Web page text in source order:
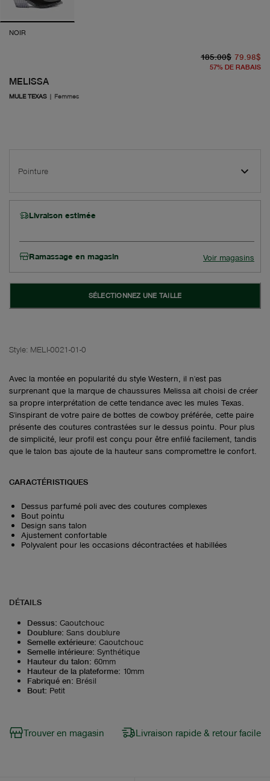
NOIR
MELISSA
MULE TEXAS | Femmes
185.00$ 79.98$
57% DE RABAIS
Pointure
Livraison estimée
Ramassage en magasin Voir magasins
SÉLECTIONNEZ UNE TAILLE
Style: MELI-0021-01-0
Avec la montée en popularité du style Western, il n'est pas
surprenant que la marque de chaussures Melissa ait choisi de créer
sa propre interprétation de cette tendance avec les mules Texas.
S'inspirant de votre paire de bottes de cowboy préférée, cette paire
présente des coutures contrastées sur le dessus pointu. Pour plus
de simplicité, leur profil est conçu pour être enfilé facilement, tandis
que le talon bas ajoute de la hauteur sans compromettre le confort.
CARACTÉRISTIQUES
Dessus parfumé poli avec des coutures complexes
Bout pointu
Design sans talon
Ajustement confortable
Polyvalent pour les occasions décontractées et habillées
DÉTAILS
Dessus: Caoutchouc
Doublure: Sans doublure
Semelle extérieure: Caoutchouc
Semelle intérieure: Synthétique
Hauteur du talon: 60mm
Hauteur de la plateforme: 10mm
Fabriqué en: Brésil
Bout: Petit
Trouver en magasin Livraison rapide & retour facile